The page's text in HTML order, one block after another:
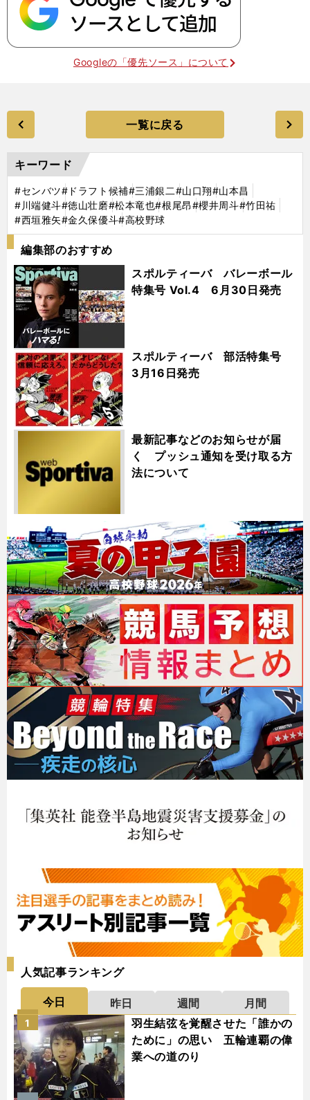
Googleの「優先ソース」について
一覧に戻る
キーワード
#センバツ#ドラフト候補#三浦銀二#山口翔#山本昌
#川端健斗#徳山壮磨#松本竜也#根尾昂#櫻井周斗#竹田祐
#西垣雅矢#金久保優斗#高校野球
編集部のおすすめ
スポルティーバ バレーボール
特集号 Vol.4 6月30日発売
スポルティーバ 部活特集号
3月16日発売
最新記事などのお知らせが届
く プッシュ通知を受け取る方
法について
人気記事ランキング
今日 昨日 週間
月間
羽生結弦を覚醒させた「誰かの
ために」の思い 五輪連覇の偉
業への道のり
1